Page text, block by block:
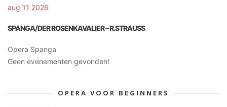
aug 11 2026
SPANGA/DER ROSENKAVALIER – R.STRAUSS
Opera Spanga
Geen evenementen gevonden!
OPERA VOOR BEGINNERS